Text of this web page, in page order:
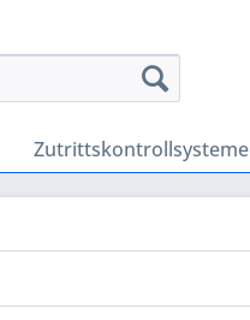
Zutrittskontrollsysteme